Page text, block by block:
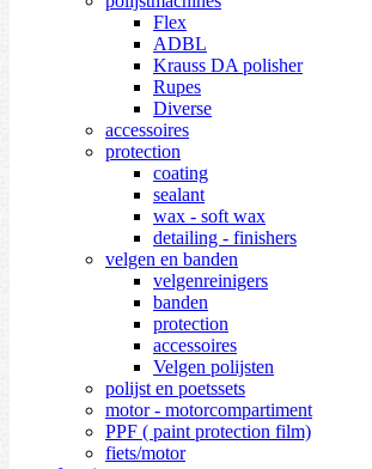
Flex
ADBL
Krauss DA polisher
Rupes
Diverse
accessoires
protection
coating
sealant
wax - soft wax
detailing - finishers
velgen en banden
velgenreinigers
banden
protection
accessoires
Velgen polijsten
polijst en poetssets
motor - motorcompartiment
PPF ( paint protection film)
fiets/motor